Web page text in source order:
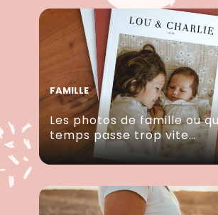
FAMILLE
Les photos de famille ou
temps passe trop vite…